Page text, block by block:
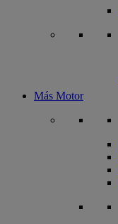
Más Motor